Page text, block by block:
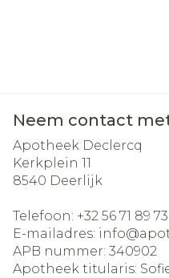
Neem contact
Apotheek Declercq
Kerkplein 11
8540 Deerlijk
Telefoon: +32 56 71 89 73
E-mailadres: info@
APB nummer: 340902
Apotheek titularis: